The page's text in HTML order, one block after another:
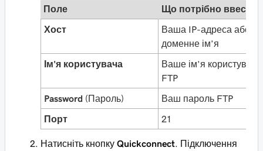
Поле
Що потрібно ввести
Хост
Ваша IP-адреса або
доменне ім’я
Ім'я користувача
Ваше ім’я користувача
FTP
Password (Пароль) Ваш пароль FTP
Порт 21
Натисніть кнопку Quickconnect . Підключення